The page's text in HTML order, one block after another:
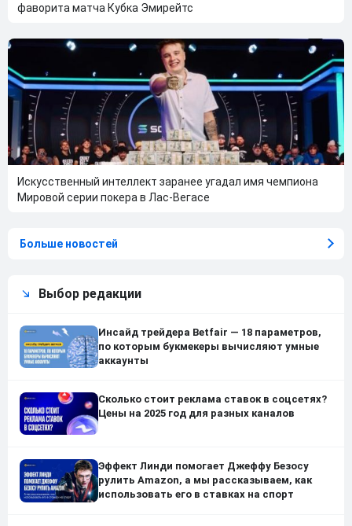
фаворита матча Кубка Эмирейтс
Искусственный интеллект заранее угадал имя чемпиона
Мировой серии покера в Лас-Вегасе
Больше новостей
Выбор редакции
Инсайд трейдера Betfair — 18 параметров,
по которым букмекеры вычисляют умные
аккаунты
Сколько стоит реклама ставок в соцсетях?
Цены на 2025 год для разных каналов
Эффект Линди помогает Джеффу Безосу
рулить Amazon, а мы рассказываем, как
использовать его в ставках на спорт